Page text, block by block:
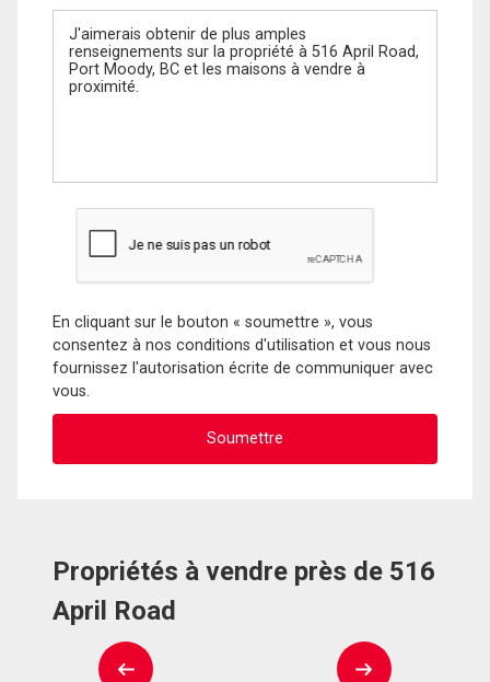
Message
En cliquant sur le bouton « soumettre », vous
consentez à nos conditions d'utilisation et vous nous
fournissez l'autorisation écrite de communiquer avec
vous.
Propriétés à vendre près de 516
April Road